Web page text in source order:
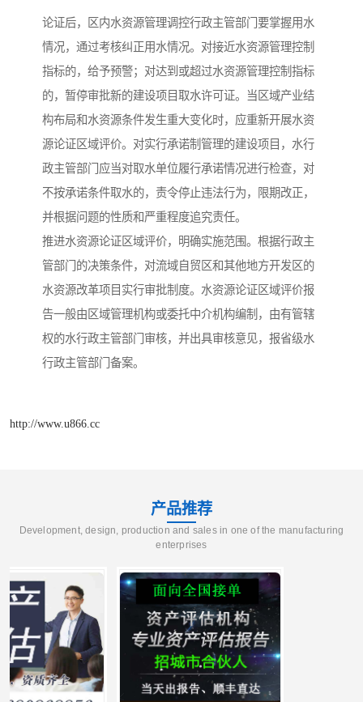
论证后，区内水资源管理调控行政主管部门要掌握用水
情况，通过考核纠正用水情况。对接近水资源管理控制
指标的，给予预警；对达到或超过水资源管理控制指标
的，暂停审批新的建设项目取水许可证。当区域产业结
构布局和水资源条件发生重大变化时，应重新开展水资
源论证区域评价。对实行承诺制管理的建设项目，水行
政主管部门应当对取水单位履行承诺情况进行检查，对
不按承诺条件取水的，责令停止违法行为，限期改正，
并根据问题的性质和严重程度追究责任。
推进水资源论证区域评价，明确实施范围。根据行政主
管部门的决策条件，对流域自贸区和其他地方开发区的
水资源改革项目实行审批制度。水资源论证区域评价报
告一般由区域管理机构或委托中介机构编制，由有管辖
权的水行政主管部门审核，并出具审核意见，报省级水
行政主管部门备案。
http://www.u866.cc
产品推荐
Development, design, production and sales in one of the manufacturing
enterprises